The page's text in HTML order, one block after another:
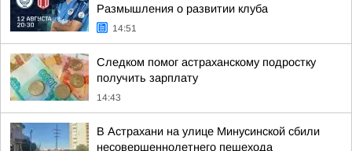
Размышления о развитии клуба
14:51
Следком помог астраханскому подростку
получить зарплату
14:43
В Астрахани на улице Минусинской сбили
несовершеннолетнего пешехода